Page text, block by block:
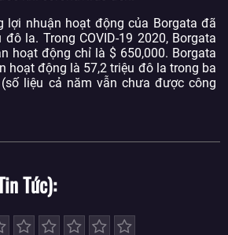
lợi nhuận hoạt động của Borgata đã
la. Trong COVID-19 2020, Borgata
hoạt động chỉ là $ 650,000. Borgata
hoạt động là 57,2 triệu đô la trong ba
liệu cả năm vẫn chưa được công
Tức)